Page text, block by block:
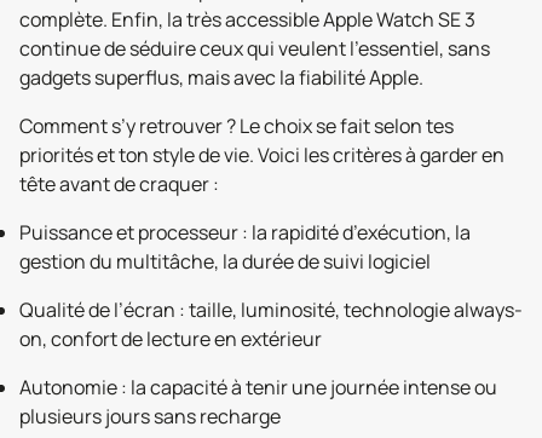
complète. Enfin, la très accessible Apple Watch SE 3
continue de séduire ceux qui veulent l’essentiel, sans
gadgets superflus, mais avec la fiabilité Apple.
Comment s’y retrouver ? Le choix se fait selon tes
priorités et ton style de vie. Voici les critères à garder en
tête avant de craquer :
Puissance et processeur : la rapidité d’exécution, la
gestion du multitâche, la durée de suivi logiciel
Qualité de l’écran : taille, luminosité, technologie always-
on, confort de lecture en extérieur
Autonomie : la capacité à tenir une journée intense ou
plusieurs jours sans recharge